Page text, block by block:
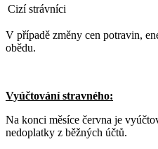
Cizí strávníci
V případě změny cen potravin,
obědu.
Vyúčtování stravného:
Na konci měsíce června je
nedoplatky z běžných účtů.